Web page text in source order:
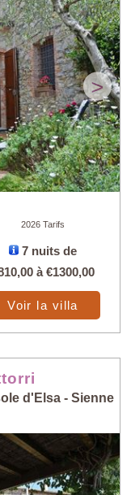
>
2026 Tarifs
7 nuits de
à€1300,00
Voir la villa
d'Elsa - Sienne